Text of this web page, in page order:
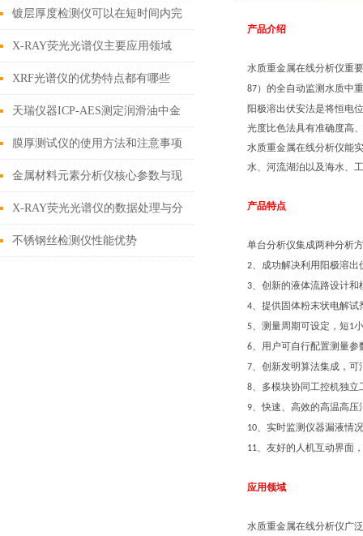
鉴别珠宝真伪
镀层厚度检测仪可以在短时间内完
成对大量样品的测量
X-RAY荧光光谱仪主要应用领域
XRF光谱仪的优势特点都有哪些
呢？
天瑞仪器ICP-AES测定润滑油中金
属元素
膜厚测试仪的使用方法和注意事项
有哪些？
金属材料元素分析仪核心参数与现
场应用指南
X-RAY荧光光谱仪的数据处理与分
析方法
不锈钢丝检测仪性能优势
产品介绍
水质重金属在线分析仪重
87）的全自动监测水质中
阳极溶出伏安法是将恒电
光度比色法具有准确度高
水质重金属在线分析仪能
水、河流湖泊以及海水、
产品特点
单台分析仪集成两种分析
2、成功解决利用阳极溶出
3、创新的液体流路设计
4、提供固体粉末状电解
5、测量周期可设定，短1
6、用户可自行配置测量
7、创新发明算法集成，
8、多模块协同工控机独
9、快速、高效的高温高
10、实时监测仪器漏液情
11、友好的人机互动界面
应用领域
水质重金属在线分析仪广